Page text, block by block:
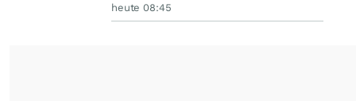
heute 08:45